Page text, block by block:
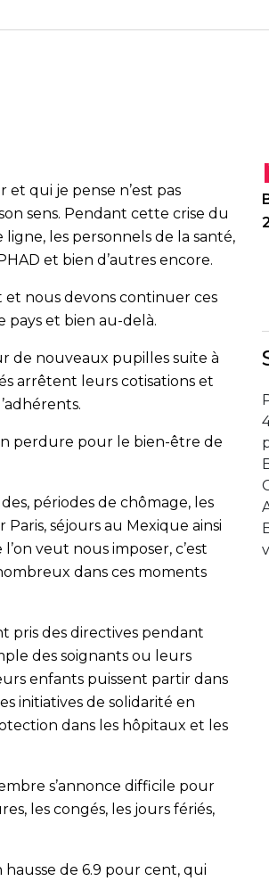
qui je pense n’est pas
sens. Pendant cette crise du
les personnels de la santé,
et bien d’autres encore.
nous devons continuer ces
pays et bien au-delà.
de nouveaux pupilles suite à
arrêtent leurs cotisations et
perdure pour le bien-être de
périodes de chômage, les
séjours au Mexique ainsi
veut nous imposer, c’est
dans ces moments
pris des directives pendant
des soignants ou leurs
enfants puissent partir dans
initiatives de solidarité en
dans les hôpitaux et les
s’annonce difficile pour
les congés, les jours fériés,
de 6.9 pour cent, qui